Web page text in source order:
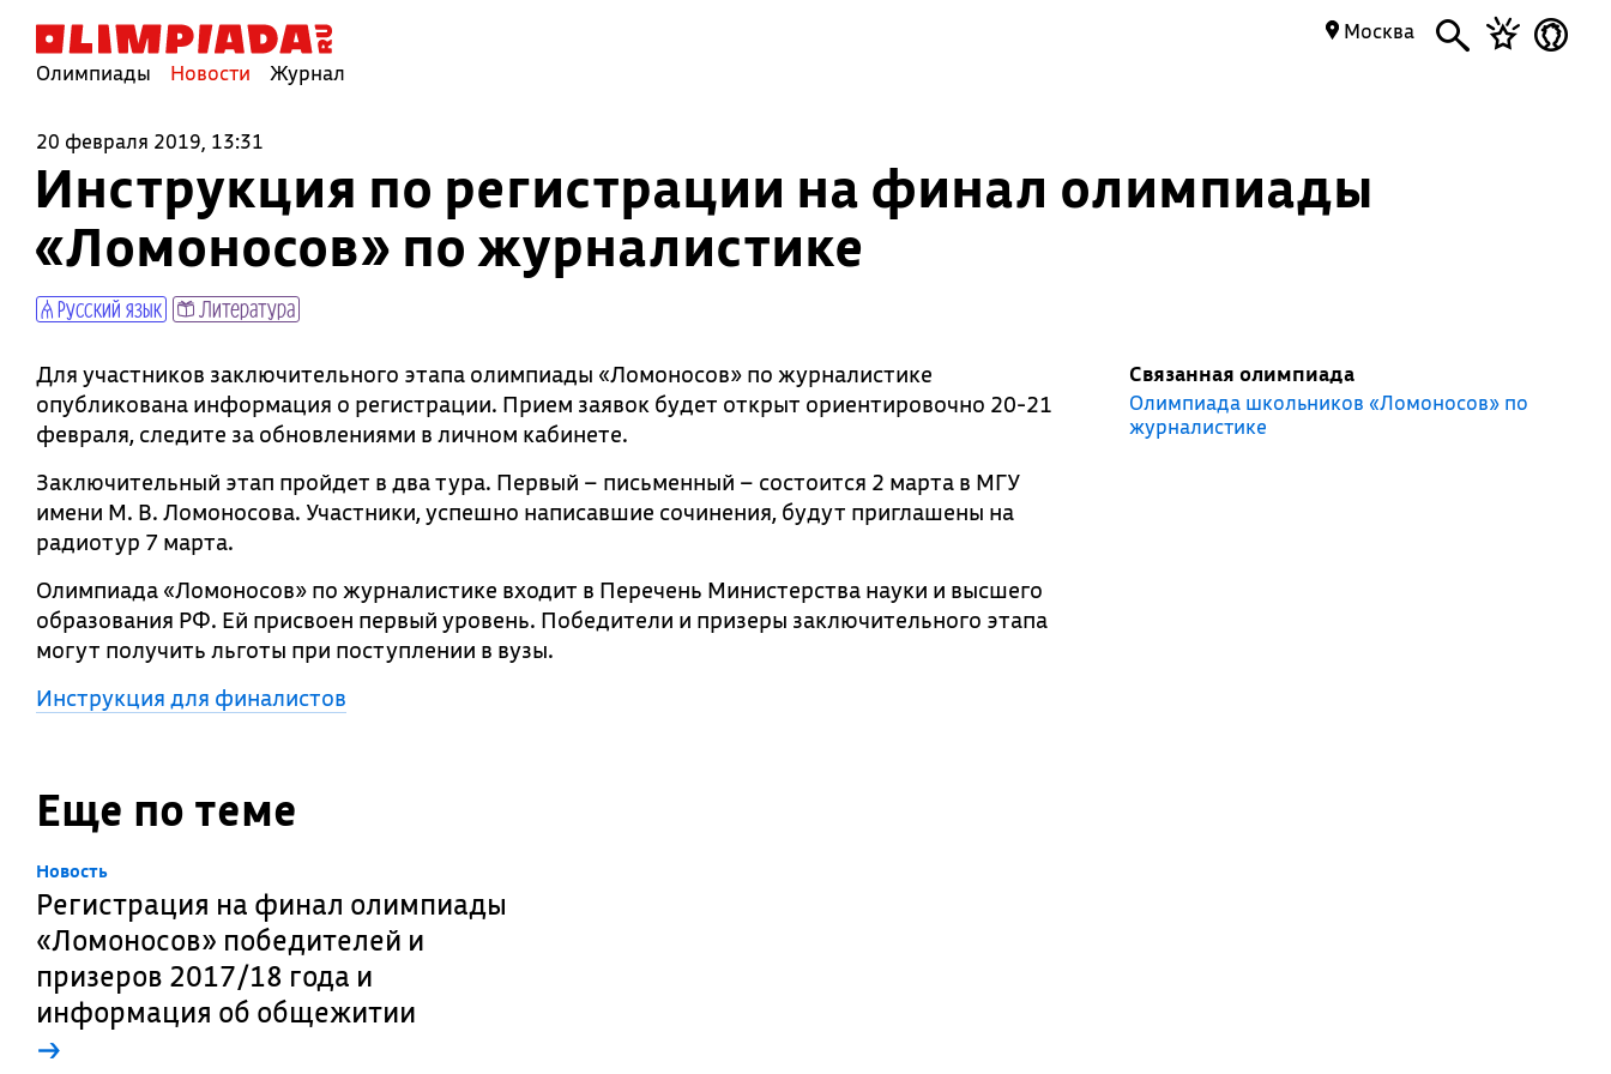
Олимпиады Новости Журнал
Москва
20 февраля 2019, 13:31
Инструкция по регистрации на финал олимпиады
«Ломоносов» по журналистике
Русский язык Литература
Для участников заключительного этапа олимпиады «Ломоносов» по журналистике
опубликована информация о регистрации. Прием заявок будет открыт ориентировочно 20-21
февраля, следите за обновлениями в личном кабинете.
Заключительный этап пройдет в два тура. Первый – письменный – состоится 2 марта в МГУ
имени М. В. Ломоносова. Участники, успешно написавшие сочинения, будут приглашены на
радиотур 7 марта.
Олимпиада «Ломоносов» по журналистике входит в Перечень Министерства науки и высшего
образования РФ. Ей присвоен первый уровень. Победители и призеры заключительного этапа
могут получить льготы при поступлении в вузы.
Инструкция для финалистов
Связанная олимпиада
Олимпиада школьников «Ломоносов» по
журналистике
Еще по теме
Новость
Регистрация на финал олимпиады
«Ломоносов» победителей и
призеров 2017/18 года и
информация об общежитии
→